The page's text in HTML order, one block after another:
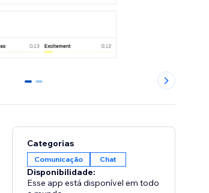
0 1
Categorias
Comunicação Chat
Disponibilidade:
Esse app está disponível em todo